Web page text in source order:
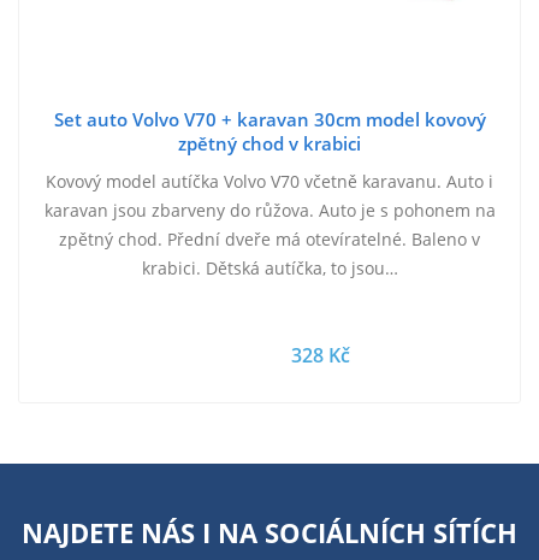
Set auto Volvo V70 + karavan 30cm model kovový
zpětný chod v krabici
Kovový model autíčka Volvo V70 včetně karavanu. Auto i
karavan jsou zbarveny do růžova. Auto je s pohonem na
zpětný chod. Přední dveře má otevíratelné. Baleno v
krabici. Dětská autíčka, to jsou…
328 Kč
NAJDETE NÁS I NA SOCIÁLNÍCH SÍTÍCH